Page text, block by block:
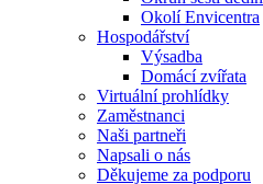
Okolí Envicentra
Hospodářství
Výsadba
Domácí zvířata
Virtuální prohlídky
Zaměstnanci
Naši partneři
Napsali o nás
Děkujeme za podporu